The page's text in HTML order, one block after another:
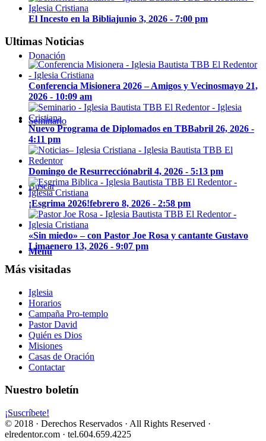
Donación
Seminario
Buscar
Menú
El Incesto en la Bibliajunio 3, 2026 - 7:00 pm
Ultimas Noticias
Conferencia Misionera 2026 – Amigos y Vecinosmayo 21,
2026 - 10:09 am
Nuevo Programa de Diplomados en TBBabril 26, 2026 -
4:11 pm
Domingo de Resurrecciónabril 4, 2026 - 5:13 pm
¡Esgrima 2026!febrero 8, 2026 - 2:58 pm
«Sin miedo» – con Pastor Joe Rosa y cantante Gustavo
Limaenero 13, 2026 - 9:07 pm
Más visitadas
Iglesia
Horarios
Campaña Pro-templo
Pastor David
Quién es Dios
Misiones
Casas de Oración
Contactar
Nuestro boletín
¡Suscríbete!
© 2018 · Derechos Reservados · All Rights Reserved ·
elredentor.com · tel.604.659.4225